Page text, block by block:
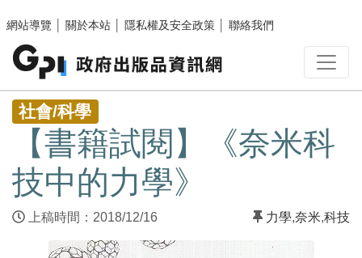
網站導覽
關於本站 隱私權及安全政策 聯絡我們
:::
社會/科學
【書籍試閱】《奈米科
技中的力學》
上稿時間：2018/12/16 力學,奈米,科技